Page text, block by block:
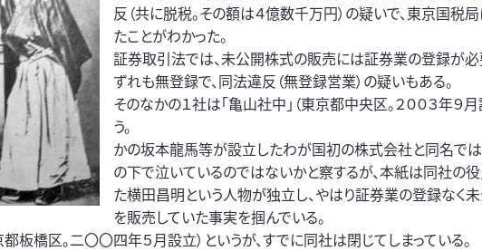
反（共に脱税。その額は４億数千万円）の疑いで、東京国税
たことがわかった。
証券取引法では、未公開株式の販売には証券業の登録が必
ずれも無登録で、同法違反（無登録営業）の疑いもある。
そのなかの１社は「亀山社中」（東京都中央区。２００３年９
う。
かの坂本龍馬等が設立したわが国初の株式会社と同名で
の下で泣いているのではないかと察するが、本紙は同社の
た横田昌明という人物が独立し、やはり証券業の登録なく
を販売していた事実を掴んでいる。
板橋区。二〇〇四年５月設立）というが、すでに同社は閉じてしまっている。